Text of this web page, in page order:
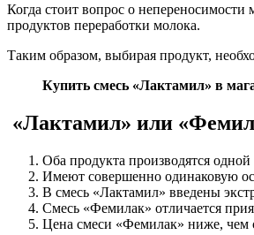
Когда стоит вопрос о
продуктов переработки молока.
Таким образом, выбирая продукт,
Купить смесь «Лактамил» в
«Лактамил» или
Оба продукта производятся
Имеют совершенно одинаковую
В смесь «Лактамил» введены
Смесь «Фемилак» отличается
Цена смеси «Фемилак» ниже, чем